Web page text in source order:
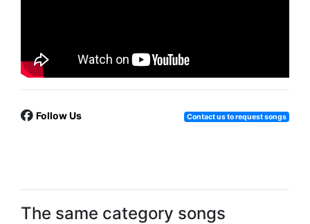
Follow Us Contact us to request songs
The same category songs